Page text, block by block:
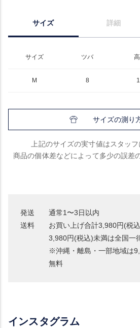
サイズ 詳細
サイズ ツバ
M 8
サイズの測り
上記のサイズの実寸値はスタッフ
商品の個体差などによって多少の誤差
発送
通常1〜3日以内
送料
お買い上げ合計3,980円(税
3,980円(税込)未満は全国一
※沖縄・離島・一部地域は
無料
インスタグラム